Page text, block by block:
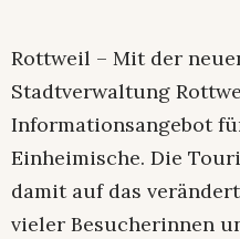
Rottweil – Mit der
Stadtverwaltung
Informationsangebot
Einheimische. Die
damit auf das
vieler Besucherinnen